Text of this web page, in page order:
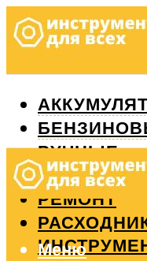
РУЧНЫЕ
РЕМОНТ
Меню